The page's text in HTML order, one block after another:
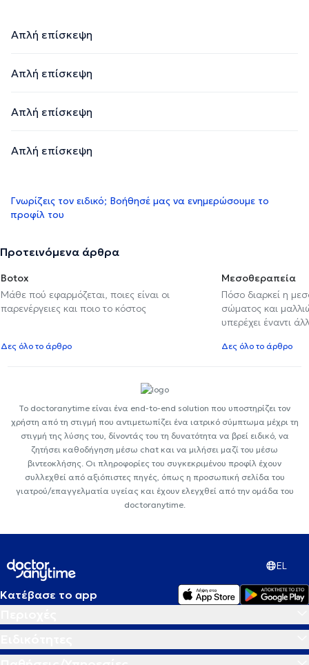
Απλή επίσκεψη
Απλή επίσκεψη
Απλή επίσκεψη
Απλή επίσκεψη
Γνωρίζεις τον ειδικό; Βοήθησέ μας να ενημερώσουμε το
προφίλ του
Προτεινόμενα άρθρα
Botox
Μάθε πού εφαρμόζεται, ποιες είναι οι
παρενέργειες και ποιο το κόστος
Δες όλο το άρθρο
Μεσοθεραπεία
Πόσο διαρκεί η
σώματος και
υπερέχει έναντι
Δες όλο το άρθρο
Το doctoranytime είναι ένα end-to-end solution που υποστηρίζει τον
χρήστη από τη στιγμή που αντιμετωπίζει ένα ιατρικό σύμπτωμα μέχρι τη
στιγμή της λύσης του, δίνοντάς του τη δυνατότητα να βρεί ειδικό, να
ζητήσει καθοδήγηση μέσω chat και να μιλήσει μαζί του μέσω
βιντεοκλήσης. Οι πληροφορίες του συγκεκριμένου προφίλ έχουν
συλλεχθεί από αξιόπιστες πηγές, όπως η προσωπική σελίδα του
γιατρού/επαγγελματία υγείας και έχουν ελεγχθεί από την ομάδα του
doctoranytime.
EL
Κατέβασε το app